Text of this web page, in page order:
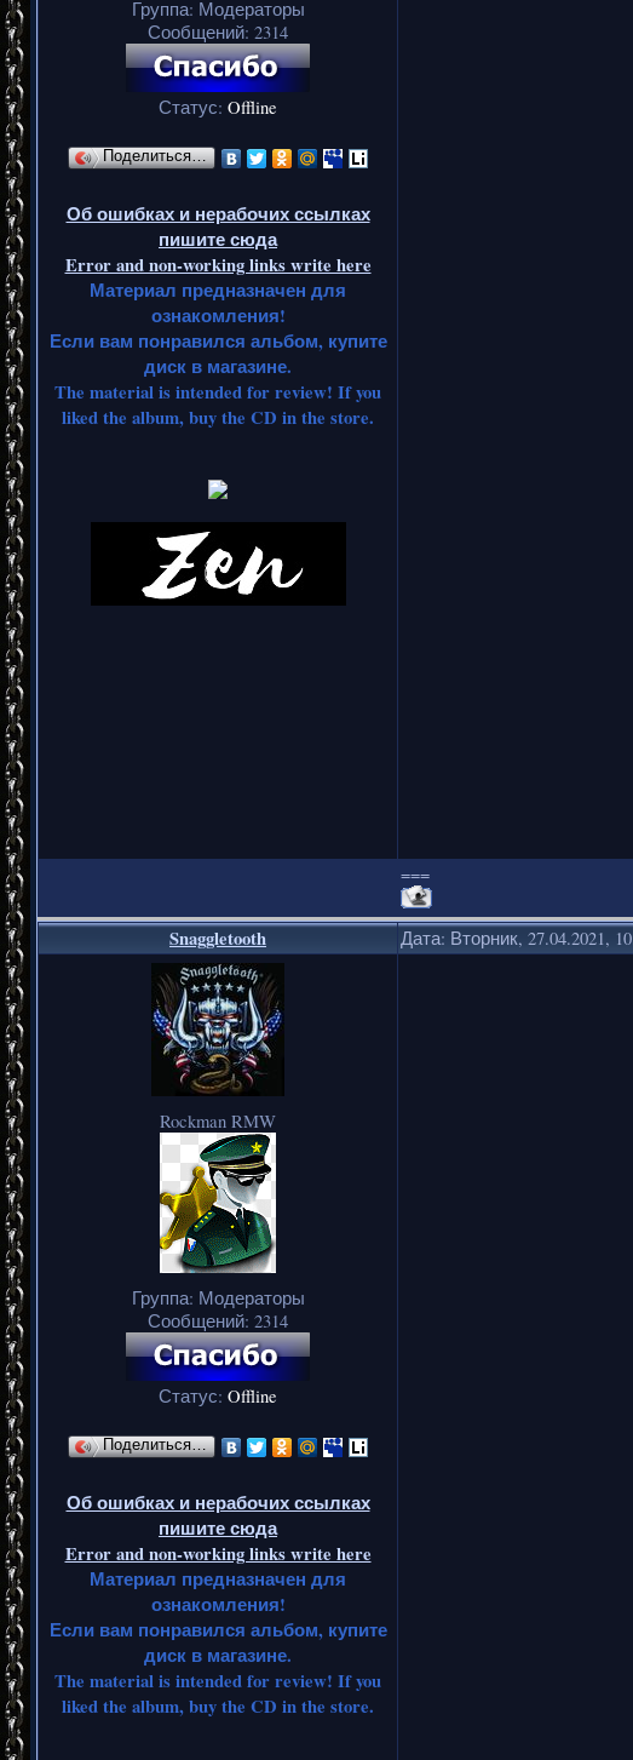
Группа: Модераторы
Сообщений: 2314
Статус: Offline
Поделиться…
Об ошибках и нерабочих ссылках
пишите сюда
Error and non-working links write here
Материал предназначен для
ознакомления!
Если вам понравился альбом, купите
диск в магазине.
The material is intended for review! If you
liked the album, buy the CD in the store.
===
Snaggletooth Дата: Вторник, 27.04.2021,
Rockman RMW
Группа: Модераторы
Сообщений: 2314
Статус: Offline
Поделиться…
Об ошибках и нерабочих ссылках
пишите сюда
Error and non-working links write here
Материал предназначен для
ознакомления!
Если вам понравился альбом, купите
диск в магазине.
The material is intended for review! If you
liked the album, buy the CD in the store.